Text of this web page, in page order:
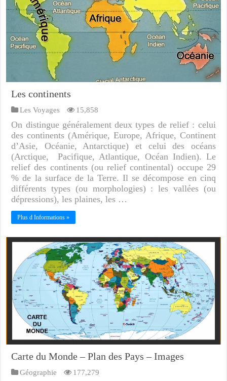
Les continents
Les Voyages 15,858
On distingue généralement deux types de relief : celui
des continents (Amérique, Europe, Afrique, Continent
d’Asie, Océanie, Antarctique) et celui des océans
(Arctique, Pacifique, Atlantique, Océan Indien). Le
relief des continents (ou relief continental) occupe 29
% de la surface de la Terre. Il se décompose en cinq
différents types (ou morphologies) : les vallées (ou
dépressions), les plaines, les …
Plus d Informations »
Carte du Monde – Plan des Pays – Images
Géographie 177,279